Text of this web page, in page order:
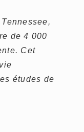
de 4 000
Cet
études de